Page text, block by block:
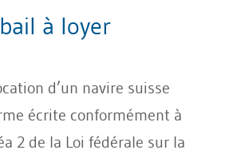
à loyer
d’un navire suisse
écrite conformément à
2 de la Loi fédérale sur la